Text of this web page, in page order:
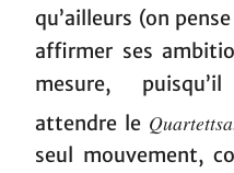
qu’ailleurs (on
affirmer ses
mesure,
attendre le
seul mouvement,